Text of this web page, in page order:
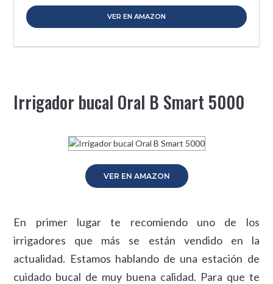
VER EN AMAZON
Irrigador bucal Oral B Smart 5000
VER EN AMAZON
En primer lugar te recomiendo uno de los
irrigadores que más se están vendido en la
actualidad. Estamos hablando de una estación de
cuidado bucal de muy buena calidad. Para que te